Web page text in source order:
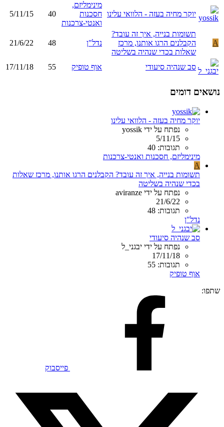
יוקר מחיה בעזה - הלוואי עלינו
מינימליזם,
חסכנות
ואנטי-צרכנות
40
5/11/15
A
תשומות בנייה, איך זה עובד?
הקבלנים הרגו אותנו, מרכז
שאלות בכדי שנהיה בשליטה
נדל"ן 48
21/6/22
סב שנהיה סיעודי אוף טופיק 55
17/11/18
נושאים דומים
יוקר מחיה בעזה - הלוואי עלינו
נפתח על ידי yossik
5/11/15
תגובות: 40
מינימליזם, חסכנות ואנטי-צרכנות
A
תשומות בנייה, איך זה עובד? הקבלנים הרגו אותנו, מרכז שאלות
בכדי שנהיה בשליטה
נפתח על ידי aviranze
21/6/22
תגובות: 48
נדל"ן
סב שנהיה סיעודי
נפתח על ידי יבגני_ל
17/11/18
תגובות: 55
אוף טופיק
שתפו:
פייסבוק